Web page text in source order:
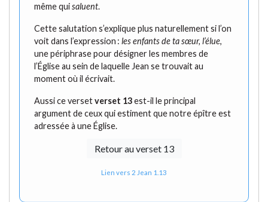
même quisaluent.
Cette salutation s’explique plus naturellement si l’on
voit dans l’expression : les enfants de ta sœur, l’élue,
une périphrase pour désigner les membres de
l’Église au sein de laquelle Jean se trouvait au
moment où il écrivait.
Aussi ce versetverset 13est-il le principal
argument de ceux qui estiment que notre épître est
adressée à une Église.
Retour au verset 13
Lien vers 2 Jean 1.13